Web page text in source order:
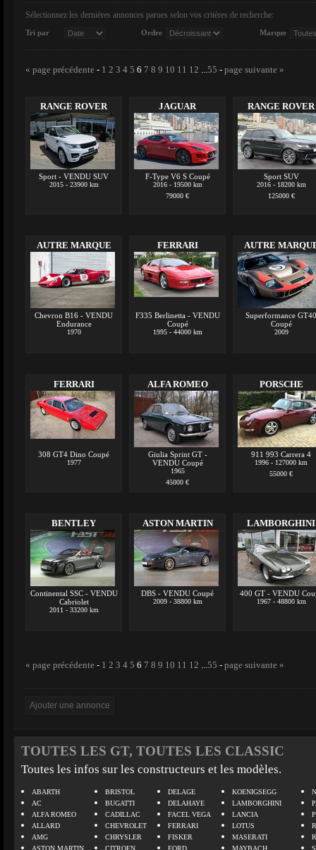
Sélectionnez les dernières annonces parues selon vos critères de recherche:
Tri par Ordre Marque
« page précédente - 1 2 3 4 5 6 7 8 9 10 11 12 ...55 - page suivante »
RANGE ROVER
Sport - VENDU SUV
2015 - 23900 km
JAGUAR
F-Type V6 S Coupé
2016 - 19500 km
79000 €
RANGE ROVER
Sport SUV
2016 - 18200 km
125000 €
AUTRE MARQUE
Chevron B16 - VENDU
Endurance
1970
FERRARI
F335 Berlinetta - VENDU
Coupé
1995 - 44000 km
AUTRE
Superformance GT40
Coupé
2009
FERRARI
308 GT4 Dino Coupé
1977
ALFA ROMEO
Giulia Sprint GT -
VENDU Coupé
1965
45000 €
PORSCHE
911 993 Carrera 4
1996 - 127000 km
55000 €
BENTLEY
Continental SSC - VENDU
Cabriolet
2011 - 33200 km
ASTON MARTIN
DBS - VENDU Coupé
2009 - 38800 km
LAMBORGHINI
400 GT - VENDU
1967 - 48800 km
« page précédente - 1 2 3 4 5 6 7 8 9 10 11 12 ...55 - page suivante »
TOUTES LES GT, TOUTES LES CLASSIC
Toutes les infos sur les constructeurs et les modèles.
ABARTH
AC
ALFA ROMEO
ALLARD
AMG
ASTON MARTIN
BRISTOL
BUGATTI
CADILLAC
CHEVROLET
CHRYSLER
CITROEN
DELAGE
DELAHAYE
FACEL VEGA
FERRARI
FISKER
FORD
KOENIGSEGG
LAMBORGHINI
LANCIA
LOTUS
MASERATI
MAYBACH